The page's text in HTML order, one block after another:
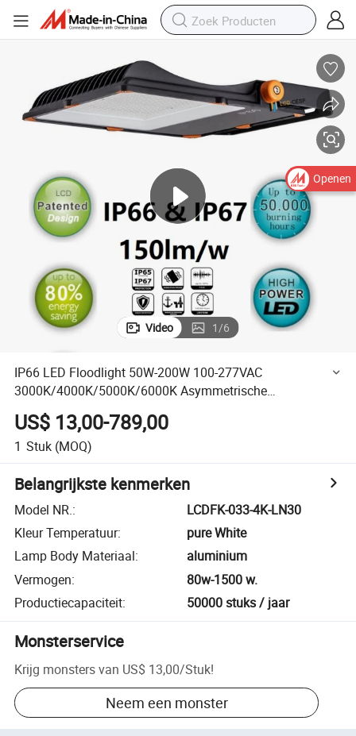
Video 1/6
IP66 LED Floodlight 50W-200W 100-277VAC
3000K/4000K/5000K/6000K Asymmetrische
Stralingshoek voor Buiten Billboard, Gevel en
Architectonische Commerciële Verlichting
US$ 13,00-789,00
1 Stuk (MOQ)
Belangrijkste kenmerken
Model NR.:
LCDFK-033-4K-LN30
Kleur Temperatuur:
pure White
Lamp Body Materiaal:
aluminium
Vermogen:
80w-1500 w.
Productiecapaciteit: 50000 stuks / jaar
Monsterservice
Krijg monsters van US$ 13,00/Stuk!
Neem een monster
Openen